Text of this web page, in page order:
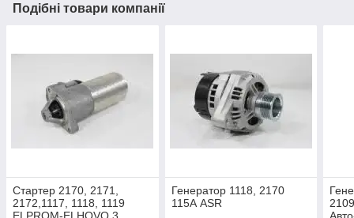
Подібні товари компанії
Стартер 2170, 2171,
2172,1117, 1118, 1119
Генератор 1118, 2170
115А ASR